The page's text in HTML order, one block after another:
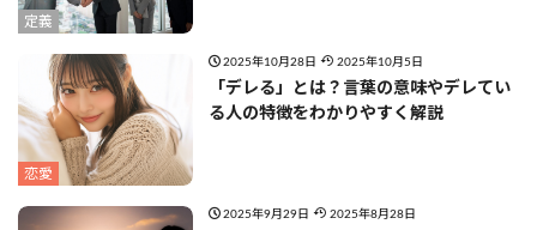
定義
恋愛
2025年10月28日 2025年10月5日
「デレる」とは？言葉の意味やデレてい
る人の特徴をわかりやすく解説
2025年9月29日 2025年8月28日